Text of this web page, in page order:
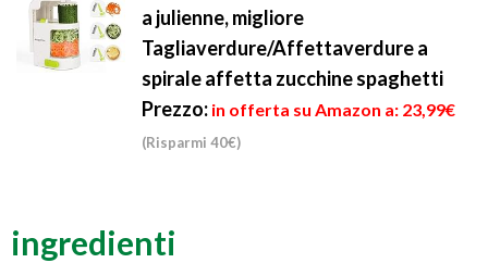
a julienne, migliore
Tagliaverdure/Affettaverdure a
spirale affetta zucchine spaghetti
Prezzo: in offerta su Amazon a: 23,99€
(Risparmi 40€)
ingredienti